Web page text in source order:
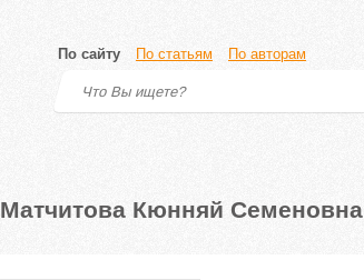
По сайту По статьям По авторам
Матчитова Кюнняй Семеновна